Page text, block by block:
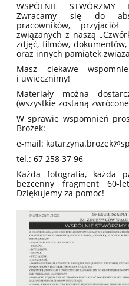
WSPÓLNIE STWÓRZMY
Zwracamy się do
pracowników,
związanych z naszą
zdjęć, filmów,
oraz innych pamiątek
Masz ciekawe
i uwiecznimy!
Materiały można
(wszystkie zostaną
W sprawie wspomnień
Brożek:
e-mail:
tel.: 67 258 37 96
Każda fotografia, każda
bezcenny fragment 60-
Dziękujemy za pomoc!